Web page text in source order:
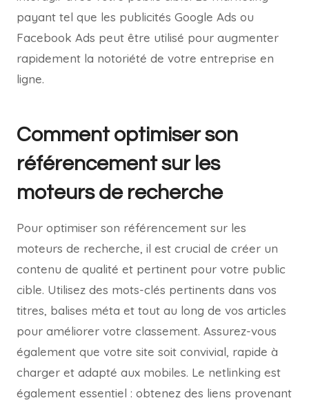
payant tel que les publicités Google Ads ou
Facebook Ads peut être utilisé pour augmenter
rapidement la notoriété de votre entreprise en
ligne.
Comment optimiser son
référencement sur les
moteurs de recherche
Pour optimiser son référencement sur les
moteurs de recherche, il est crucial de créer un
contenu de qualité et pertinent pour votre public
cible. Utilisez des mots-clés pertinents dans vos
titres, balises méta et tout au long de vos articles
pour améliorer votre classement. Assurez-vous
également que votre site soit convivial, rapide à
charger et adapté aux mobiles. Le netlinking est
également essentiel : obtenez des liens provenant